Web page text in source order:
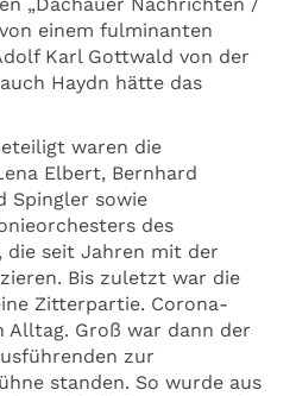
einem fulminanten
Karl Gottwald von der
Haydn hätte das
waren die
Elbert, Bernhard
Spingler sowie
des
die seit Jahren mit der
Bis zuletzt war die
Zitterpartie. Corona-
Alltag. Groß war dann der
zur
standen. So wurde aus